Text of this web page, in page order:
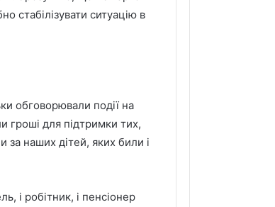
стабілізувати ситуацію в
обговорювали події на
гроші для підтримки тих,
за наших дітей, яких били і
і робітник, і пенсіонер